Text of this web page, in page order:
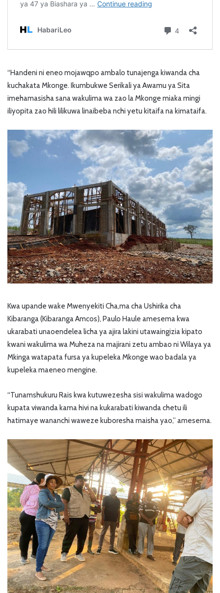
“Handeni ni eneo mojawqpo ambalo tunajenga kiwanda cha
kuchakata Mkonge. Ikumbukwe Serikali ya Awamu ya Sita
imehamasisha sana wakulima wa zao la Mkonge miaka mingi
iliyopita zao hili lilikuwa linaibeba nchi yetu kitaifa na kimataifa.
Kwa upande wake Mwenyekiti Cha,ma cha Ushirika cha
Kibaranga (Kibaranga Amcos), Paulo Haule amesema kwa
ukarabati unaoendelea licha ya ajira lakini utawaingizia kipato
kwani wakulima wa Muheza na majirani zetu ambao ni Wilaya ya
Mkinga watapata fursa ya kupeleka Mkonge wao badala ya
kupeleka maeneo mengine.
“Tunamshukuru Rais kwa kutuwezesha sisi wakulima wadogo
kupata viwanda kama hivi na kukarabati kiwanda chetu ili
hatimaye wananchi waweze kuboresha maisha yao,” amesema.